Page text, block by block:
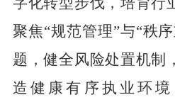
聚焦“规范管理”与“秩
题，健全风险处置机制
造健康有序执业环